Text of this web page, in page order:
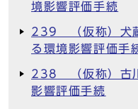
境影響評価手続
239 （仮称）犬
る環境影響評価手
238 （仮称）古
影響評価手続